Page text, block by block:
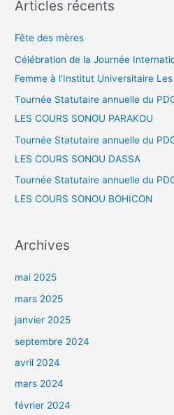
h
c
h
e
r
:
Articles récents
Fête des mères
Célébration de la Journée
Femme à l’Institut Universitaire
Tournée Statutaire annuelle du
LES COURS SONOU PARAKOU
Tournée Statutaire annuelle du
LES COURS SONOU DASSA
Tournée Statutaire annuelle du
LES COURS SONOU BOHICON
Archives
mai 2025
mars 2025
janvier 2025
septembre 2024
avril 2024
mars 2024
février 2024